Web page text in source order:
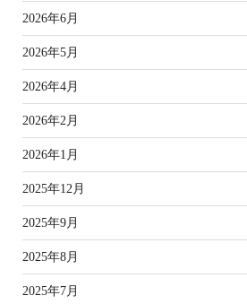
2026年6月
2026年5月
2026年4月
2026年2月
2026年1月
2025年12月
2025年9月
2025年8月
2025年7月